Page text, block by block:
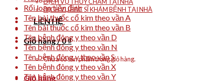
DỊCH VỤ BÁC SĨ KHÁM BỆNH TẠI NHÀ
LIÊN HỆ
Giỏ hàng /0₫
Chưa có sản phẩm trong giỏ hàng.
Giỏ hàng
Rối loạn tiền đình
Tên bài thuốc cổ kim theo vần A
Tên bài thuốc cổ kim theo vần B
Tên bệnh đông y theo vần D
Tên bệnh đông y theo vần N
Tên bệnh đông y theo vần S
Tên bệnh đông y theo vần X
Tên bệnh đông y theo vần Y